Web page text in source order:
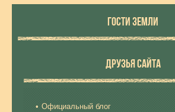
ГОСТИ ЗЕМЛИ
ДРУЗЬЯ САЙТА
Официальный блог